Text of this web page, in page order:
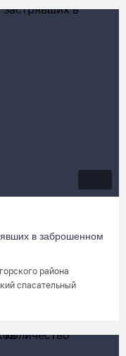
в заброшенном
района
спасательный